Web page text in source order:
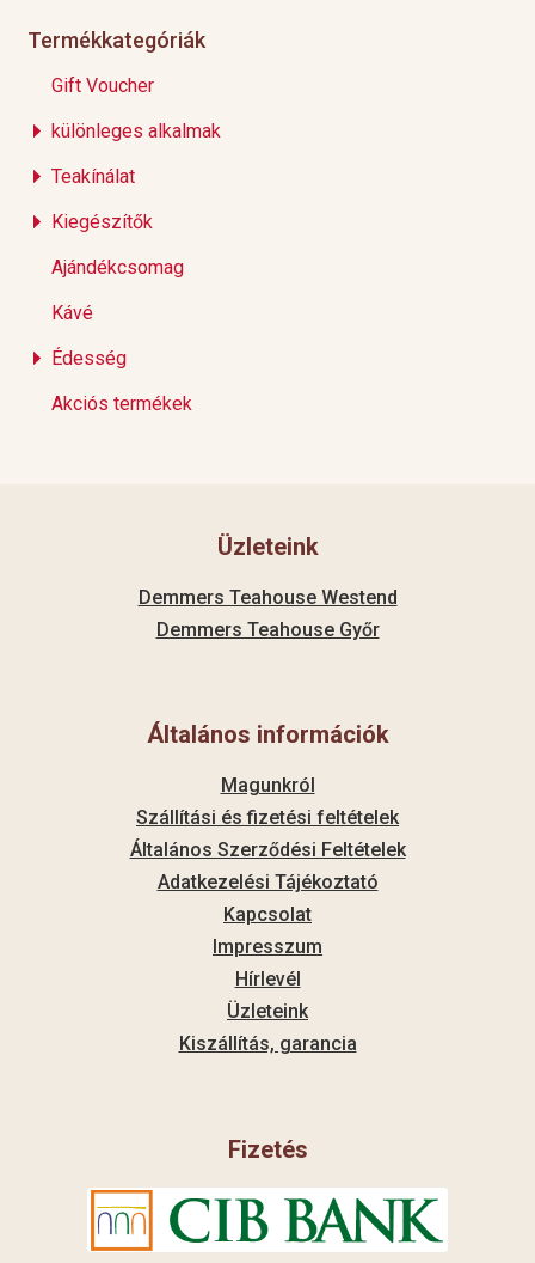
Termékkategóriák
Gift Voucher
különleges alkalmak
Teakínálat
Kiegészítők
Ajándékcsomag
Kávé
Édesség
Akciós termékek
Üzleteink
Demmers Teahouse Westend
Demmers Teahouse Győr
Általános információk
Magunkról
Szállítási és fizetési feltételek
Általános Szerződési Feltételek
Adatkezelési Tájékoztató
Kapcsolat
Impresszum
Hírlevél
Üzleteink
Kiszállítás, garancia
Fizetés